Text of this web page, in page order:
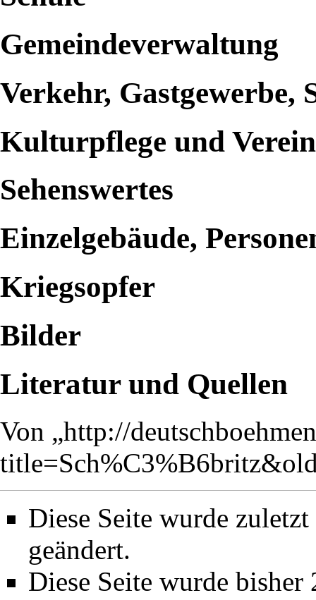
Gemeindeverwaltung
Verkehr, Gastgewerbe,
Kulturpflege und
Sehenswertes
Einzelgebäude,
Kriegsopfer
Bilder
Literatur und Quellen
Von „http://
Diese Seite wurde
geändert.
Diese Seite wurde